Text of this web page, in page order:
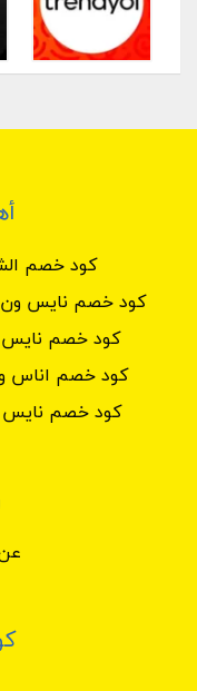
كود خصم
كود خصم نايس ون
كود خصم نايس
كود خصم اناس وعد التركي
كود خصم نايس